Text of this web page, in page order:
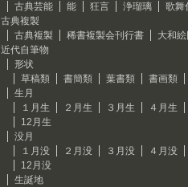
古典芸能
能 狂言 浄瑠璃
歌舞
古典複製
古典複製
稀書複製会刊行書
大和
近代自筆物
形状
草稿類
書簡類 葉書類
書画類
生月
１月生
２月生 ３月生
４月生
12月生
没月
１月没
２月没 ３月没
４月没
12月没
生誕地